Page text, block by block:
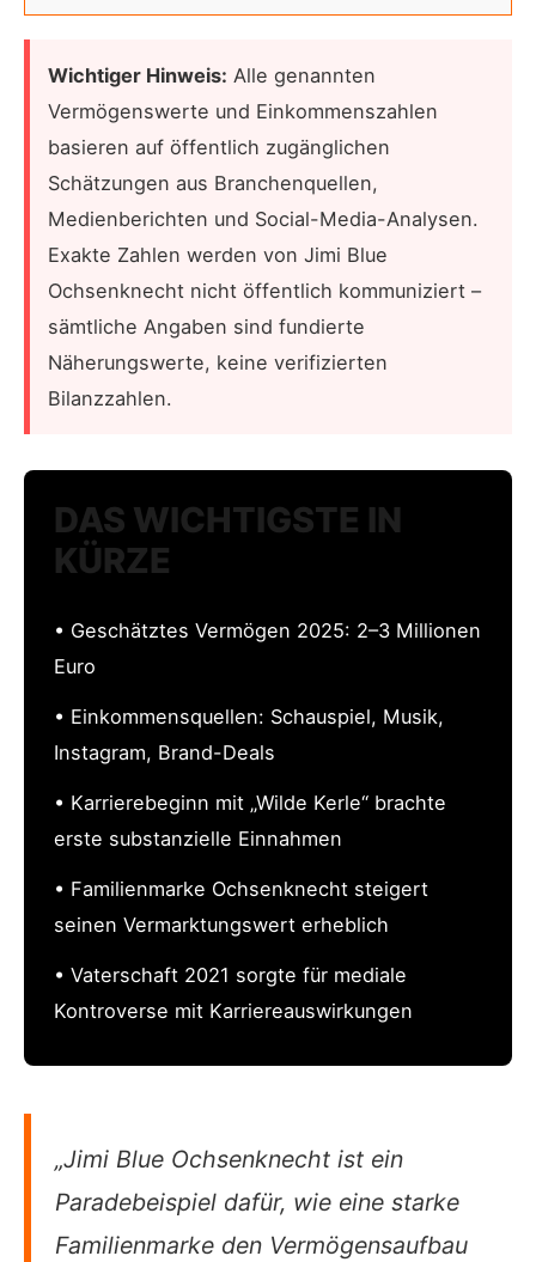
Wichtiger Hinweis: Alle genannten
Vermögenswerte und Einkommenszahlen
basieren auf öffentlich zugänglichen
Schätzungen aus Branchenquellen,
Medienberichten und Social-Media-Analysen.
Exakte Zahlen werden von Jimi Blue
Ochsenknecht nicht öffentlich kommuniziert –
sämtliche Angaben sind fundierte
Näherungswerte, keine verifizierten
Bilanzzahlen.
DAS WICHTIGSTE IN
KÜRZE
• Geschätztes Vermögen 2025: 2–3 Millionen
Euro
• Einkommensquellen: Schauspiel, Musik,
Instagram, Brand-Deals
• Karrierebeginn mit „Wilde Kerle“ brachte
erste substanzielle Einnahmen
• Familienmarke Ochsenknecht steigert
seinen Vermarktungswert erheblich
• Vaterschaft 2021 sorgte für mediale
Kontroverse mit Karriereauswirkungen
„Jimi Blue Ochsenknecht ist ein
Paradebeispiel dafür, wie eine starke
Familienmarke den Vermögensaufbau